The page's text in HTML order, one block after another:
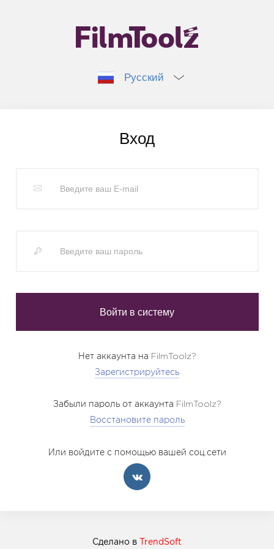
Русский
Вход
Нет аккаунта на FilmToolz?
Зарегистрируйтесь
Забыли пароль от аккаунта FilmToolz?
Восстановите пароль
Или войдите с помощью вашей соц.сети
Сделано в TrendSoft